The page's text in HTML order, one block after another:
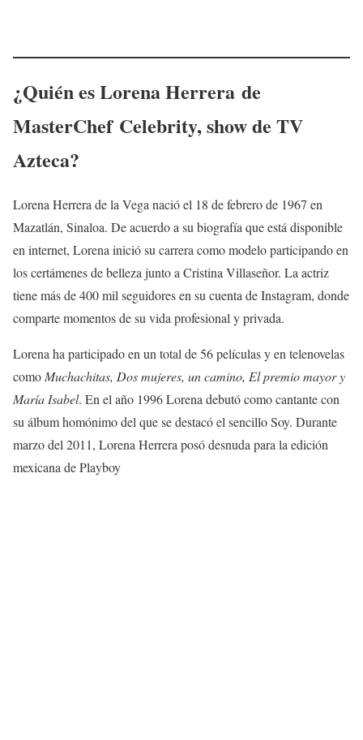
¿Quién esLorena Herrera de
MasterChef Celebrity, show de TV
Azteca?
Lorena Herrera de la Vega nació el 18 de febrero de 1967 en
Mazatlán, Sinaloa. De acuerdo a su biografía que está disponible
en internet, Lorena inició su carrera como modelo participando en
los certámenes de belleza junto a Cristina Villaseñor. La actriz
tiene más de 400 mil seguidores en su cuenta de Instagram, donde
comparte momentos de su vida profesional y privada.
Lorena ha participado en un total de 56 películas y en telenovelas
como Muchachitas, Dos mujeres, un camino, El premio mayor y
María Isabel. En el año 1996 Lorena debutó como cantante con
su álbum homónimo del que se destacó el sencillo Soy. Durante
marzo del 2011, Lorena Herrera posó desnuda para la edición
mexicana de Playboy